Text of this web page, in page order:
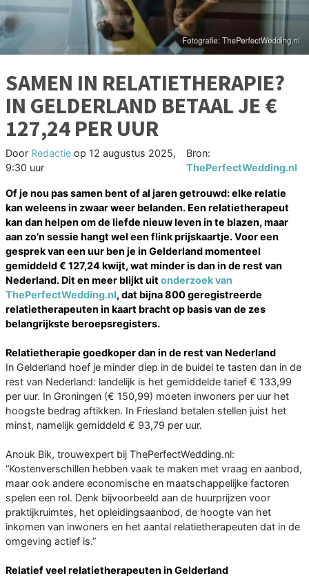
SAMEN IN RELATIETHERAPIE?
IN GELDERLAND BETAAL JE €
127,24 PER UUR
Door Redactie op 12 augustus 2025,
9:30 uur
Bron:
ThePerfectWedding.nl
Of je nou pas samen bent of al jaren getrouwd: elke relatie
kan weleens in zwaar weer belanden. Een relatietherapeut
kan dan helpen om de liefde nieuw leven in te blazen, maar
aan zo’n sessie hangt wel een flink prijskaartje. Voor een
gesprek van een uur ben je in Gelderland momenteel
gemiddeld € 127,24 kwijt, wat minder is dan in de rest van
Nederland. Dit en meer blijkt uit onderzoek van
ThePerfectWedding.nl, dat bijna 800 geregistreerde
relatietherapeuten in kaart bracht op basis van de zes
belangrijkste beroepsregisters.
Relatietherapie goedkoper dan in de rest van Nederland
In Gelderland hoef je minder diep in de buidel te tasten dan in de
rest van Nederland: landelijk is het gemiddelde tarief € 133,99
per uur. In Groningen (€ 150,99) moeten inwoners per uur het
hoogste bedrag aftikken. In Friesland betalen stellen juist het
minst, namelijk gemiddeld € 93,79 per uur.
Anouk Bik, trouwexpert bij ThePerfectWedding.nl:
“Kostenverschillen hebben vaak te maken met vraag en aanbod,
maar ook andere economische en maatschappelijke factoren
spelen een rol. Denk bijvoorbeeld aan de huurprijzen voor
praktijkruimtes, het opleidingsaanbod, de hoogte van het
inkomen van inwoners en het aantal relatietherapeuten dat in de
omgeving actief is.”
Relatief veel relatietherapeuten in Gelderland